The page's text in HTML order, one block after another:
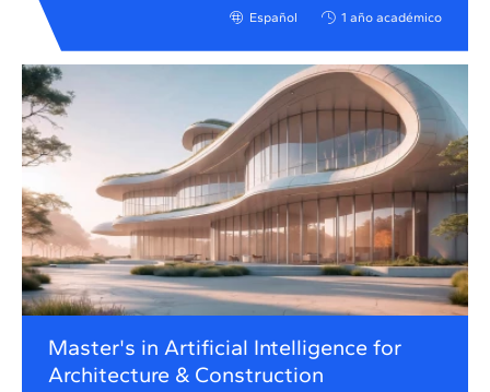
Español 1 año académico
Master's in Artificial Intelligence for
Architecture & Construction